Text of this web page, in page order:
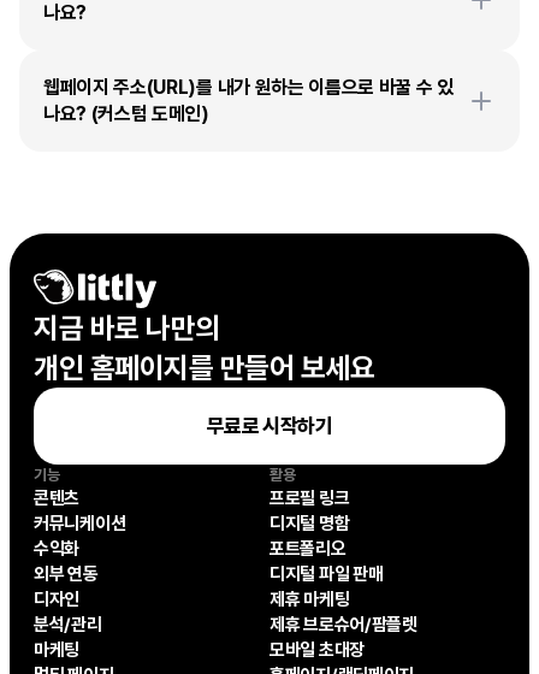
나요?
웹페이지 주소(URL)를 내가 원하는 이름으로 바꿀 수 있
나요? (커스텀 도메인)
지금 바로 나만의
개인 홈페이지를 만들어 보세요
무료로 시작하기
기능
콘텐츠
커뮤니케이션
수익화
외부 연동
디자인
분석/관리
마케팅
활용
프로필 링크
디지털 명함
포트폴리오
디지털 파일 판매
제휴 마케팅
제휴 브로슈어/팜플렛
모바일 초대장